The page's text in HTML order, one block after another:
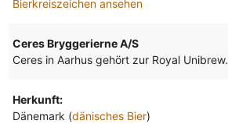
Bierkreiszeichen ansehen
Ceres Bryggerierne A/S
Ceres in Aarhus gehört zur Royal Unibrew.
Herkunft:
Dänemark (dänisches Bier)